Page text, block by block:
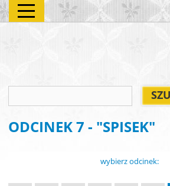
ODCINEK 7 - "SPISEK"
wybierz odcinek: